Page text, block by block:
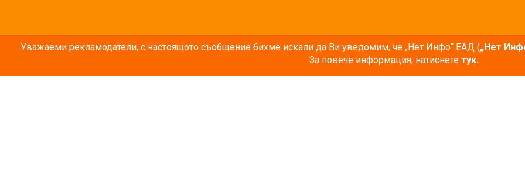
Уважаеми рекламодатели, с настоящото съобщение бихме искали да Ви уведомим, че „Нет Инфо“ ЕАД („Нет
За повече информация, натиснете тук.